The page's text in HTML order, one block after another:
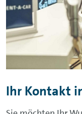
Ihr Kontakt